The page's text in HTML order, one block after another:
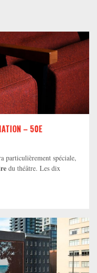
– 50E
particulièrement spéciale,
du théâtre. Les dix